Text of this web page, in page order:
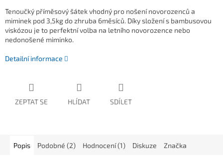
Tenoučký příměsový šátek vhodný pro nošení novorozenců a
miminek pod 3,5kg do zhruba 6měsíců. Díky složení s bambusovou
viskózou je to perfektní volba na letního novorozence nebo
nedonošené miminko.
Detailní informace
ZEPTAT SE HLÍDAT SDÍLET
Popis Podobné (2) Hodnocení (1) Diskuze Značka